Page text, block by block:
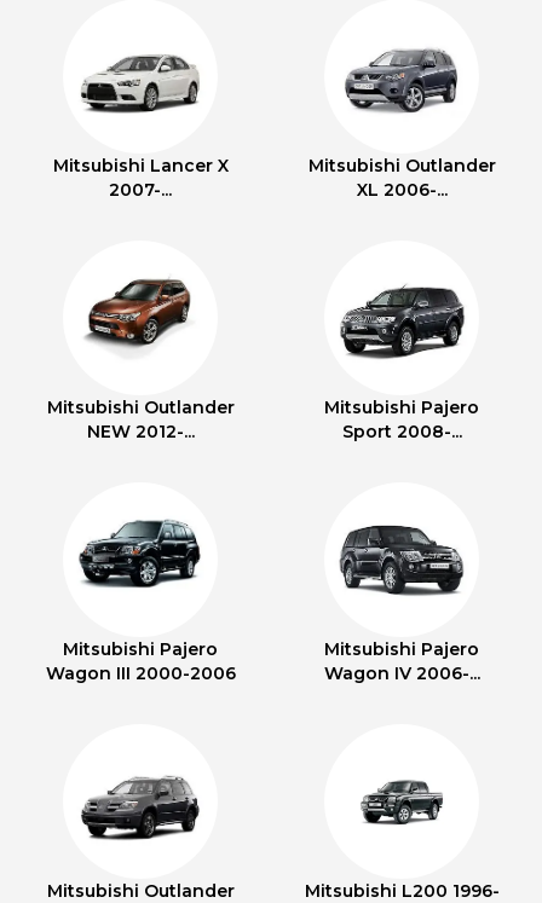
Mitsubishi Lancer X
2007-...
Mitsubishi Outlander
XL 2006-...
Mitsubishi Outlander
NEW 2012-...
Mitsubishi Pajero
Sport 2008-...
Mitsubishi Pajero
Wagon III 2000-2006
Mitsubishi Pajero
Wagon IV 2006-...
Mitsubishi Outlander
Mitsubishi L200 1996-